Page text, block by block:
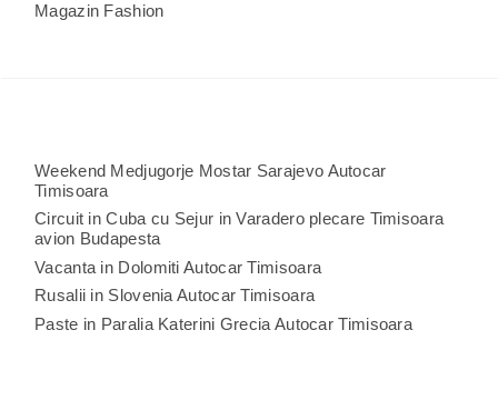
Magazin Fashion
Weekend Medjugorje Mostar Sarajevo Autocar
Timisoara
Circuit in Cuba cu Sejur in Varadero plecare Timisoara
avion Budapesta
Vacanta in Dolomiti Autocar Timisoara
Rusalii in Slovenia Autocar Timisoara
Paste in Paralia Katerini Grecia Autocar Timisoara